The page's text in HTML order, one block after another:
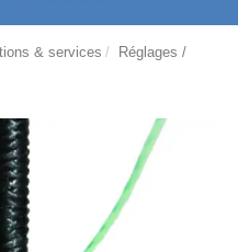
& services
Réglages /